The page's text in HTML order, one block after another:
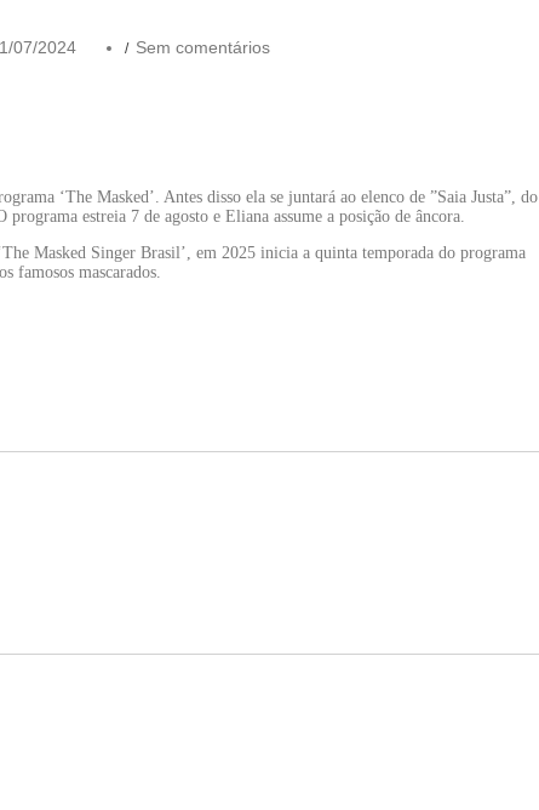
07/2024 / Sem comentários
‘The Masked’. Antes disso ela se juntará ao elenco de ”Saia Justa”, do
estreia 7 de agosto e Eliana assume a posição de âncora.
Masked Singer Brasil’, em 2025 inicia a quinta temporada do programa
famosos mascarados.